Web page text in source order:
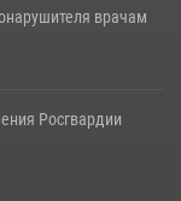
врачам
Росгвардии